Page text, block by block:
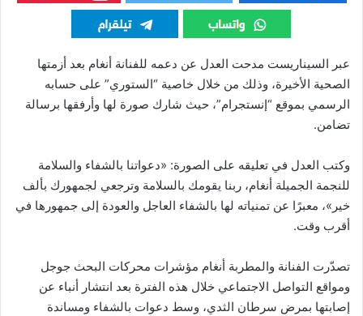
عبر السيناريست مدحت العدل عن دعمه للفنانة أنغام بعد أزمتها
الصحية الأخيرة، وذلك من خلال خاصية “الستوري” على حسابه
الرسمي بموقع “إنستجرام”، حيث شارك صورة لها وأرفقها برسالة
تضامن.
وكتب العدل في تعليقه على الصورة: «دعواتنا بالشفاء والسلامة
للنجمة الجميلة أنغام، ربنا يقومك بالسلامة وترجعي لجمهورك بألف
خير»، معبرًا عن تمنياته لها بالشفاء العاجل والعودة إلى جمهورها في
أقرب وقت.
تصدّرت الفنانة والمطربة أنغام مؤشرات محركات البحث جوجل
ومواقع التواصل الاجتماعي خلال هذه الفترة بعد انتشار أنباء عن
إصابتها بمرض سرطان الثدي، وسط دعوات بالشفاء ومساندة